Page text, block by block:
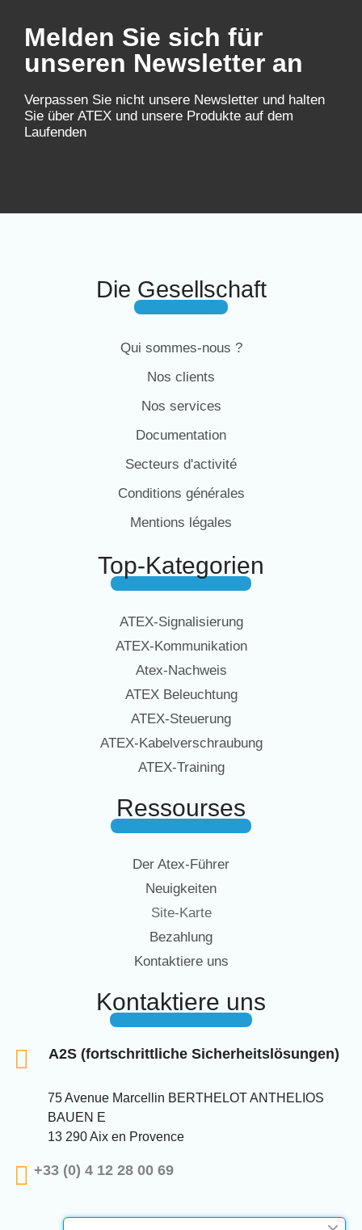
Melden Sie sich für
unseren Newsletter an
Verpassen Sie nicht unsere Newsletter und halten
Sie über ATEX und unsere Produkte auf dem
Laufenden
Die Gesellschaft
Qui sommes-nous ?
Nos clients
Nos services
Documentation
Secteurs d'activité
Conditions générales
Mentions légales
Top-Kategorien
ATEX-Signalisierung
ATEX-Kommunikation
Atex-Nachweis
ATEX Beleuchtung
ATEX-Steuerung
ATEX-Kabelverschraubung
ATEX-Training
Ressourses
Der Atex-Führer
Neuigkeiten
Site-Karte
Bezahlung
Kontaktiere uns
Kontaktiere uns
A2S (fortschrittliche Sicherheitslösungen)
75 Avenue Marcellin BERTHELOT ANTHELIOS
BAUEN E
13 290 Aix en Provence
+33 (0) 4 12 28 00 69